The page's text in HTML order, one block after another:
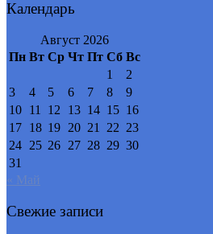
Календарь
Август 2026
Пн Вт Ср Чт Пт Сб Вс
1
2
3
4 5 6 7 8
9
10 11 12 13 14 15 16
17 18 19 20 21 22 23
24 25 26 27 28 29 30
31
« Май
Свежие записи